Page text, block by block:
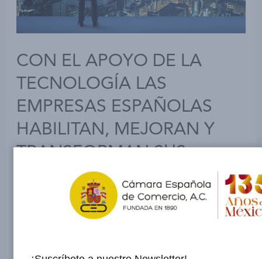
CON EL APOYO DE LA
TECNOLOGÍA LAS
EMPRESAS ESPAÑOLAS
HABILITAN, MEJORAN Y
TRANSFORMAN SUS
OPERACIONES Y
MODELOS DE NEGOCIO
Dejar un comentario